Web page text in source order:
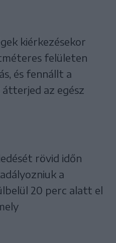
kiérkezésekor
felületen
és fennállt a
az egész
rövid időn
a
20 perc alatt el